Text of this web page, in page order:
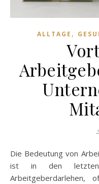
ALLTAGE ,
Die Bedeutung von Arbeitgeberdarlehen für Unternehmen
ist in den letzten
Arbeitgeberdarlehen,